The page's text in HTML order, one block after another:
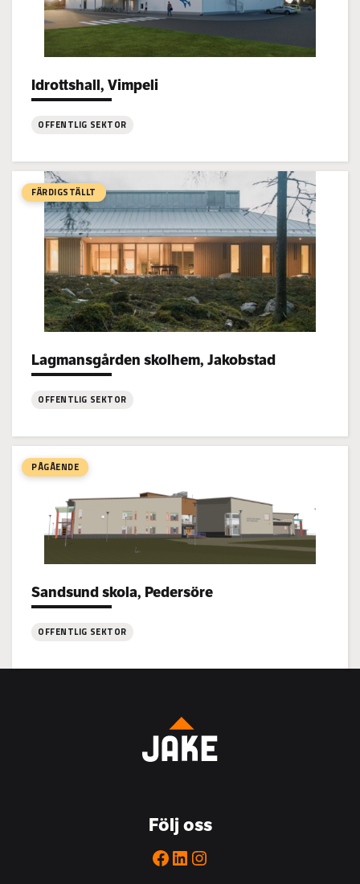
Idrottshall, Vimpeli
Project types:
OFFENTLIG SEKTOR
Idrottshall,
Vimpeli
FÄRDIGSTÄLLT
Lagmansgården skolhem, Jakobstad
Project types:
OFFENTLIG SEKTOR
Lagmansgården
skolhem,
Jakobstad
PÅGÅENDE
Sandsund skola, Pedersöre
Project types:
OFFENTLIG SEKTOR
Följ oss
Facebook
LinkedIn
Instagram